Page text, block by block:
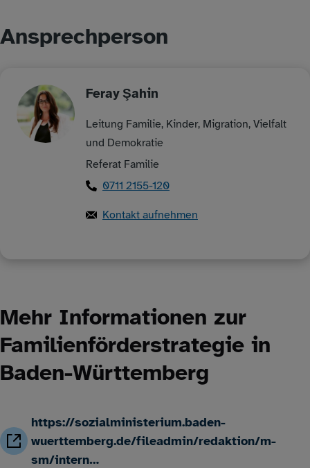
Ansprechperson
FerayŞahin
Leitung Familie, Kinder, Migration, Vielfalt
und Demokratie
Referat Familie
0711 2155-120
Kontakt aufnehmen
Mehr Informationen zur
Familienförderstrategie in
Baden-Württemberg
https://sozialministerium.baden-
wuerttemberg.de/fileadmin/redaktion/m-
sm/intern…